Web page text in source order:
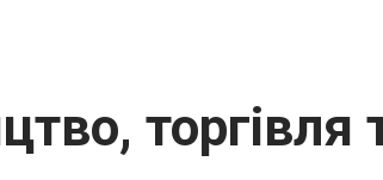
торгівля